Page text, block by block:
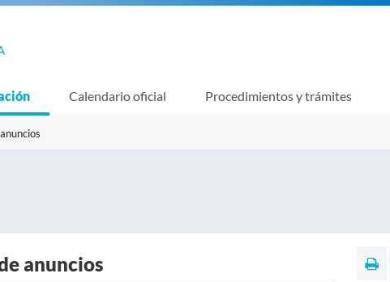
Calendario oficial Procedimientos y trámites
anuncios